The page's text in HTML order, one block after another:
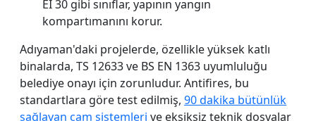
EI 30 gibi sınıflar, yapının yangın
kompartımanını korur.
Adıyaman'daki projelerde, özellikle yüksek katlı
binalarda, TS 12633 ve BS EN 1363 uyumluluğu
belediye onayı için zorunludur. Antifires, bu
standartlara göre test edilmiş, 90 dakika bütünlük
sağlayan cam sistemleri ve eksiksiz teknik dosyalar